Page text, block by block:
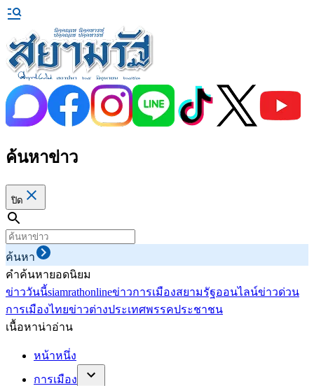
ค้นหาข่าว
ปิด
ค้นหา
คำค้นหายอดนิยม
ข่าววันนี้siamrathonlineข่าวการเมืองสยามรัฐออนไลน์ข่าวด่วน
การเมืองไทยข่าวต่างประเทศพรรคประชาชน
เนื้อหาน่าอ่าน
หน้าหนึ่ง
การเมือง